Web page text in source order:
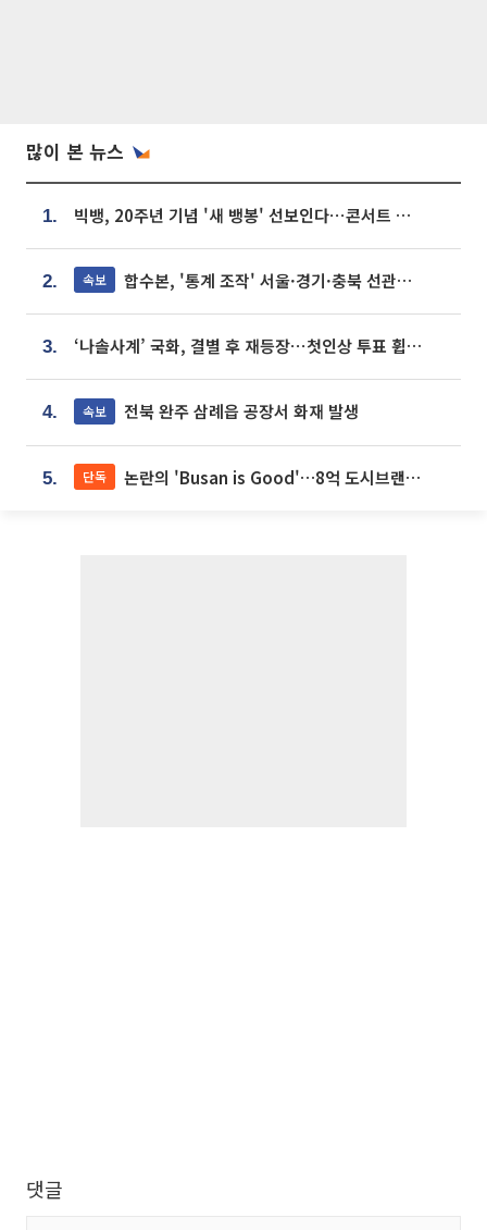
많이 본 뉴스
1. 빅뱅, 20주년 기념 '새 뱅봉' 선보인다⋯콘서트 앞두고 팝업 개최
2. 속보 합수본, '통계 조작' 서울·경기·충북 선관위 등 추가 압수수색
3. ‘나솔사계’ 국화, 결별 후 재등장⋯첫인상 투표 휩쓸고 ‘인기녀’ 등극
4. 속보 전북 완주 삼례읍 공장서 화재 발생
5. 단독 논란의 'Busan is Good'…8억 도시브랜드, 용산 대통령실 CI 업체가 수행
댓글